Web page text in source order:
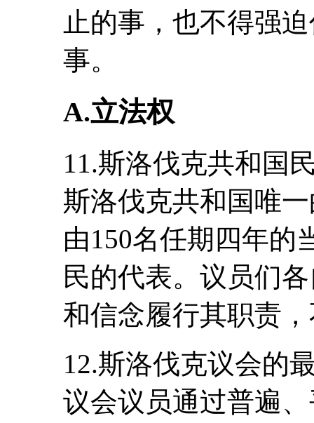
止的事，也不得强
事。
A.立法权
11.斯洛伐克共和国
斯洛伐克共和国唯
由150名任期四年的
民的代表。议员们
和信念履行其职责
12.斯洛伐克议会的
议会议员通过普遍